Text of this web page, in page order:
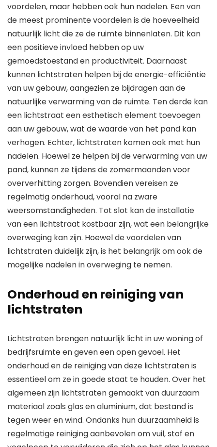
voordelen, maar hebben ook hun nadelen. Een van
de meest prominente voordelen is de hoeveelheid
natuurlijk licht die ze de ruimte binnenlaten. Dit kan
een positieve invloed hebben op uw
gemoedstoestand en productiviteit. Daarnaast
kunnen lichtstraten helpen bij de energie-efficiëntie
van uw gebouw, aangezien ze bijdragen aan de
natuurlijke verwarming van de ruimte. Ten derde kan
een lichtstraat een esthetisch element toevoegen
aan uw gebouw, wat de waarde van het pand kan
verhogen. Echter, lichtstraten komen ook met hun
nadelen. Hoewel ze helpen bij de verwarming van uw
pand, kunnen ze tijdens de zomermaanden voor
oververhitting zorgen. Bovendien vereisen ze
regelmatig onderhoud, vooral na zware
weersomstandigheden. Tot slot kan de installatie
van een lichtstraat kostbaar zijn, wat een belangrijke
overweging kan zijn. Hoewel de voordelen van
lichtstraten duidelijk zijn, is het belangrijk om ook de
mogelijke nadelen in overweging te nemen.
Onderhoud en reiniging van
lichtstraten
Lichtstraten brengen natuurlijk licht in uw woning of
bedrijfsruimte en geven een open gevoel. Het
onderhoud en de reiniging van deze lichtstraten is
essentieel om ze in goede staat te houden. Over het
algemeen zijn lichtstraten gemaakt van duurzaam
materiaal zoals glas en aluminium, dat bestand is
tegen weer en wind. Ondanks hun duurzaamheid is
regelmatige reiniging aanbevolen om vuil, stof en